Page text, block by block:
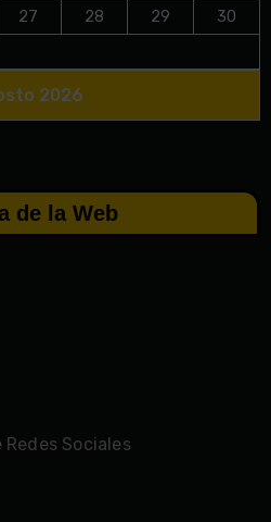
2026
27 28 29
30
de la Web
Sociales